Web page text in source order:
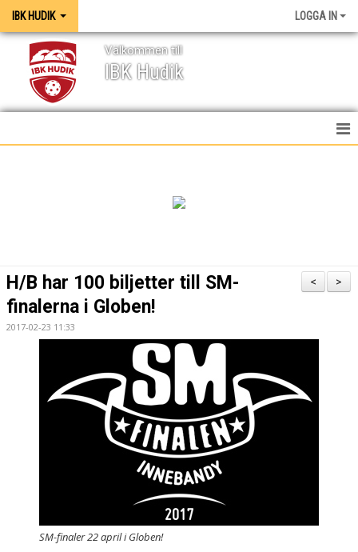
IBK HUDIK LOGGA IN
IBK Hudik
Välkommen till
MEDIA / GRAFISK PROFIL
KALENDER
OM KLUBBEN
MEDLEMSINFORMATION
MATCHER
>
<
H/B har 100 biljetter till SM-
finalerna i Globen!
2017-02-23 11:33
SM-finaler 22 april i Globen!